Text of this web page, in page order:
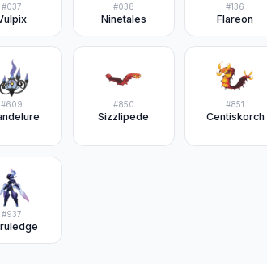
#037 #038
Ninetales
#136
Flareon
#609 #850
Sizzlipede
#851
Centiskorch
#937